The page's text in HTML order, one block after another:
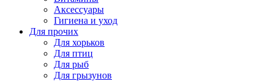
Аксессуары
Гигиена и уход
Для прочих
Для хорьков
Для птиц
Для рыб
Для грызунов